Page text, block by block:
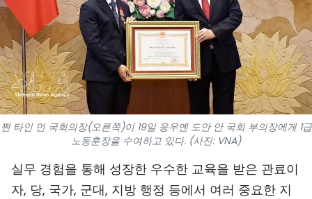
세계
사진
비디오
인포그래픽
메가스토리
회사 소개
쩐 타인 먼 국회의장(오른쪽)이 19일 응우옌 도안 안 국회 부의장에게 1급
노동훈장을 수여하고 있다. (사진: VNA)
실무 경험을 통해 성장한 우수한 교육을 받은 관료이
자, 당, 국가, 군대, 지방 행정 등에서 여러 중요한 지